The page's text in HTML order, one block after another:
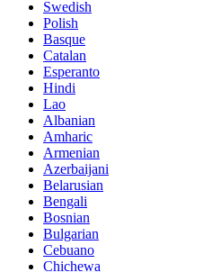
Swedish
Polish
Basque
Catalan
Esperanto
Hindi
Lao
Albanian
Amharic
Armenian
Azerbaijani
Belarusian
Bengali
Bosnian
Bulgarian
Cebuano
Chichewa